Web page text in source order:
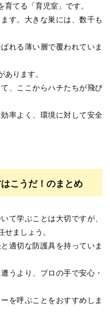
てる「育児室」です。
す。大きな巣には、数千も
れる薄い層で覆われていま
ります。
、ここからハチたちが飛び
率よく、環境に対して安全
こうだ！のまとめ
て学ぶことは大切ですが、
ましょう。
適切な防護具を持っていま
うより、プロの手で安心・
を呼ぶことをおすすめしま